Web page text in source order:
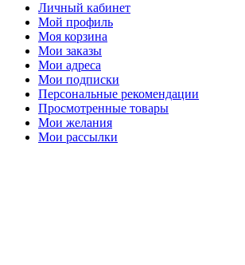
Личный кабинет
Мой профиль
Моя корзина
Мои заказы
Мои адреса
Мои подписки
Персональные рекомендации
Просмотренные товары
Мои желания
Мои рассылки